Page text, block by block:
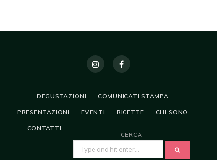
DEGUSTAZIONI COMUNICATI STAMPA
PRESENTAZIONI EVENTI RICETTE CHI SONO
CONTATTI
CERCA
FOR: